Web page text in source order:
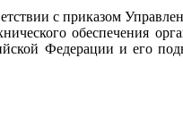
с приказом
обеспечения
Федерации и его